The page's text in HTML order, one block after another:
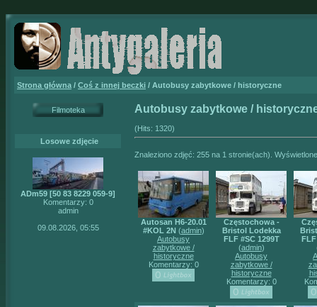
Strona główna / Coś z innej beczki / Autobusy zabytkowe / historyczne
Filmoteka
Losowe zdjęcie
ADm59 [50 83 8229 059-9]
Komentarzy: 0
admin
09.08.2026, 05:55
Autobusy zabytkowe /
(Hits: 1320)
Znaleziono zdjęć: 255 na 1 stronie(ach).
Autosan H6-20.01
#KOL 2N(admin)
Autobusy
zabytkowe /
historyczne
Komentarzy: 0
Częstochowa -
Bristol Lodekka
FLF #SC 1299T
(admin)
Autobusy
zabytkowe /
historyczne
Komentarzy: 0
FLF